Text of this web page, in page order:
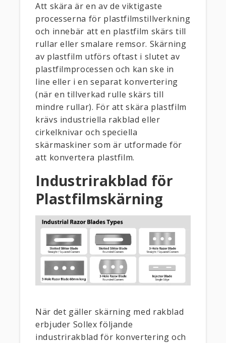
Att skära är en av de viktigaste
processerna för plastfilmstillverkning
och innebär att en plastfilm skärs till
rullar eller smalare remsor. Skärning
av plastfilm utförs oftast i slutet av
plastfilmprocessen och kan ske in
line eller i en separat konvertering
(när en tillverkad rulle skärs till
mindre rullar). För att skära plastfilm
krävs industriella rakblad eller
cirkelknivar och speciella
skärmaskiner som är utformade för
att konvertera plastfilm.
Industrirakblad för
Plastfilmskärning
När det gäller skärning med rakblad
erbjuder Sollex följande
industrirakblad för konvertering och